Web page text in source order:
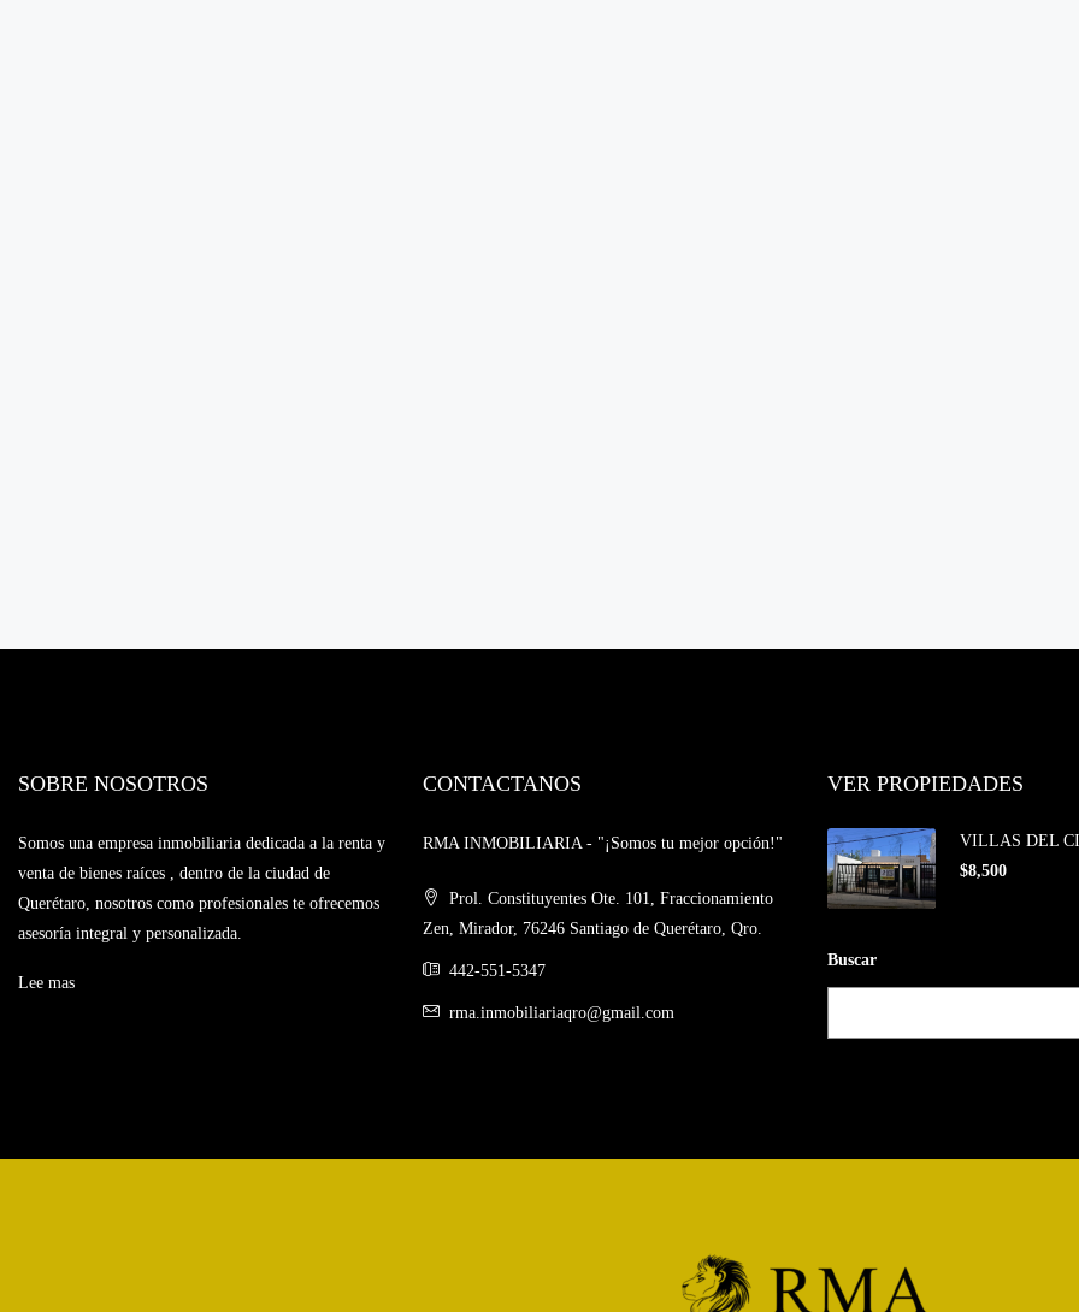
SOBRE NOSOTROS
Somos una empresa inmobiliaria dedicada a la renta y
venta de bienes raíces , dentro de la ciudad de
Querétaro, nosotros como profesionales te ofrecemos
asesoría integral y personalizada.
Lee mas
CONTACTANOS
RMA INMOBILIARIA - "¡Somos tu mejor opción!"
Prol. Constituyentes Ote. 101, Fraccionamiento
Zen, Mirador, 76246 Santiago de Querétaro, Qro.
442-551-5347
rma.inmobiliariaqro@gmail.com
VER PROPIEDADES
VILLAS DEL
$8,500
Buscar